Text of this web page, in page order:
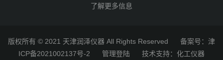
了解更多信息
版权所有 © 2021 天津润泽仪器 All Rights Reserved 备案号：津
ICP备2021002137号-2
管理登陆技术支持： 化工仪器